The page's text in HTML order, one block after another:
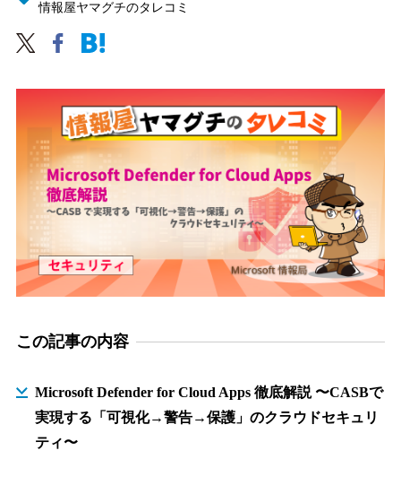
情報屋ヤマグチのタレコミ
この記事の内容
Microsoft Defender for Cloud Apps 徹底解説 〜CASBで
実現する「可視化→警告→保護」のクラウドセキュリ
ティ〜